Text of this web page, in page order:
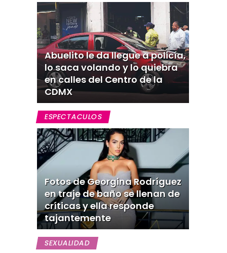
Abuelito le da llegue a policía,
lo saca volando y lo quiebra
en calles del Centro de la
CDMX
ESPECTACULOS
Fotos de Georgina Rodríguez
en traje de baño se llenan de
críticas y ella responde
tajantemente
SEXUALIDAD